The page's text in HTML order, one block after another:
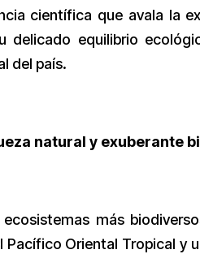
científica que avala la
delicado equilibrio
del país.
natural y exuberante
más
Oriental Tropical y